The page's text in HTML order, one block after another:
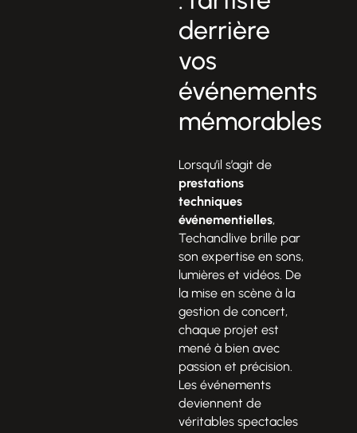
derrière
vos
événements
mémorables
Lorsqu’il s’agit de
prestations
techniques
événementielles,
Techandlive brille par
son expertise en sons,
lumières et vidéos. De
la mise en scène à la
gestion de concert,
chaque projet est
mené à bien avec
passion et précision.
Les événements
deviennent de
véritables spectacles